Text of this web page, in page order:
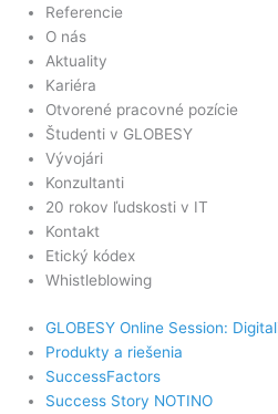
Referencie
O nás
Aktuality
Kariéra
Otvorené pracovné pozície
Študenti v GLOBESY
Vývojári
Konzultanti
20 rokov ľudskosti v IT
Kontakt
Etický kódex
Whistleblowing
GLOBESY Online Session:
Produkty a riešenia
SuccessFactors
Success Story NOTINO